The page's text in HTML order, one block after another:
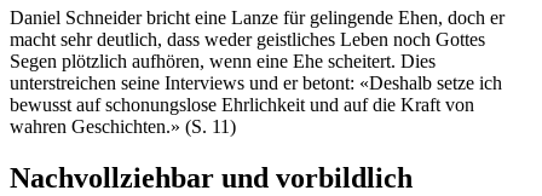
Daniel Schneider bricht eine Lanze für gelingende Ehen, doch er
macht sehr deutlich, dass weder geistliches Leben noch Gottes
Segen plötzlich aufhören, wenn eine Ehe scheitert. Dies
unterstreichen seine Interviews und er betont: «Deshalb setze ich
bewusst auf schonungslose Ehrlichkeit und auf die Kraft von
wahren Geschichten.» (S. 11)
Nachvollziehbar und vorbildlich